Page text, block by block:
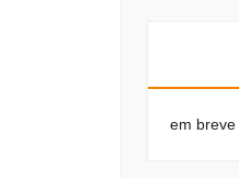
em breve